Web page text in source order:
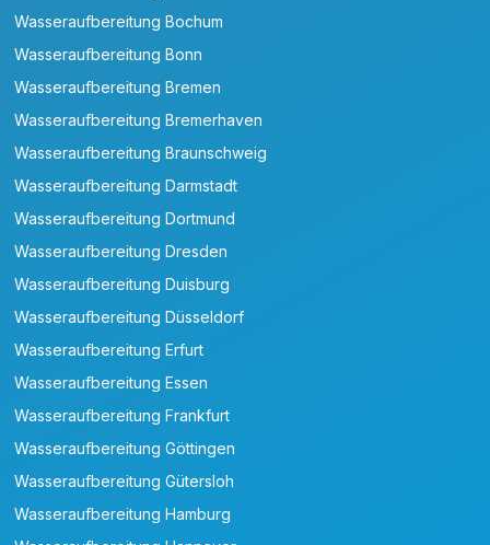
Wasseraufbereitung Bochum
Wasseraufbereitung Bonn
Wasseraufbereitung Bremen
Wasseraufbereitung Bremerhaven
Wasseraufbereitung Braunschweig
Wasseraufbereitung Darmstadt
Wasseraufbereitung Dortmund
Wasseraufbereitung Dresden
Wasseraufbereitung Duisburg
Wasseraufbereitung Düsseldorf
Wasseraufbereitung Erfurt
Wasseraufbereitung Essen
Wasseraufbereitung Frankfurt
Wasseraufbereitung Göttingen
Wasseraufbereitung Gütersloh
Wasseraufbereitung Hamburg